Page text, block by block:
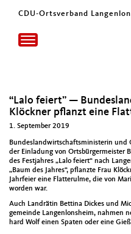
CDU-Ortsverband
Toggle
navigation
“Lalo feiert” —
Klöckner pflanzt eine
1. September 2019
Bun­des­land­wirtschaftsmin­is­terin und
der Ein­ladung von Orts­bürg­er­meis­ter
des Fes­t­jahres „Lalo feiert“ nach
„Baum des Jahres“, pflanzte Frau
Jahrfeier eine Flat­terulme, die von
wor­den war.
Auch Lan­drätin Bet­ti­na Dick­es und
ge­meinde Lan­gen­lon­sheim, nah­men
hard Wolf einen Spat­en oder eine